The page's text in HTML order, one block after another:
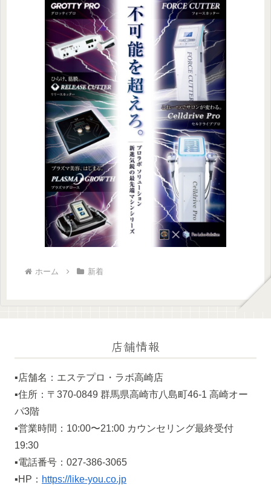
ホーム 新着
店舗情報
▪️店舗名：エステプロ・ラボ高崎店
▪️住所：〒370-0849 群馬県高崎市八島町46-1 高崎オー
パ3階
▪️営業時間：10:00〜21:00 カウンセリング最終受付
19:30
▪️電話番号：027-386-3065
▪️HP： https://like-you.co.jp